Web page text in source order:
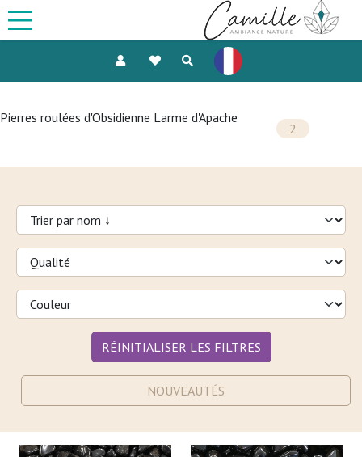
Pierres roulées d'Obsidienne Larme d'Apache
2
RÉINITIALISER LES FILTRES
NOUVEAUTÉS